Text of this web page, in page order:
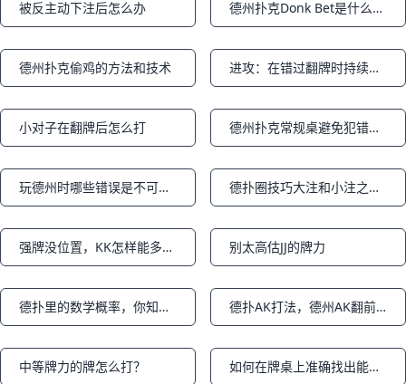
Notifications
被反主动下注后怎么办 Notifications 德州扑克Donk Bet是什么意思？Donk Bet的注意事项是什么？
Notifications
德州扑克偷鸡的方法和技术 Notifications 进攻：在错过翻牌时持续下注及下注尺度（part5）
Notifications
小对子在翻牌后怎么打 Notifications 德州扑克常规桌避免犯错的八个技巧
Notifications 玩德州时哪些错误是不可饶恕的？ Notifications 德扑圈技巧大注和小注之间的关系
Notifications 强牌没位置，KK怎样能多赢点 Notifications
别太高估JJ的牌力
Notifications 德扑里的数学概率，你知道吗? Notifications 德扑AK打法，德州AK翻前打法总结
Notifications
中等牌力的牌怎么打？ Notifications 如何在牌桌上准确找出能让你赢的人